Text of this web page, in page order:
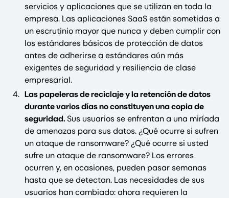
servicios y aplicaciones que se utilizan en toda la
empresa. Las aplicaciones SaaS están sometidas a
un escrutinio mayor que nunca y deben cumplir con
los estándares básicos de protección de datos
antes de adherirse a estándares aún más
exigentes de seguridad y resiliencia de clase
empresarial.
Las papeleras de reciclaje y la retención de datos
durante varios días no constituyen una copia de
seguridad.Sus usuarios se enfrentan a una miríada
de amenazas para sus datos. ¿Qué ocurre si sufren
un ataque de ransomware? ¿Qué ocurre si usted
sufre un ataque de ransomware? Los errores
ocurren y, en ocasiones, pueden pasar semanas
hasta que se detectan. Las necesidades de sus
usuarios han cambiado: ahora requieren la